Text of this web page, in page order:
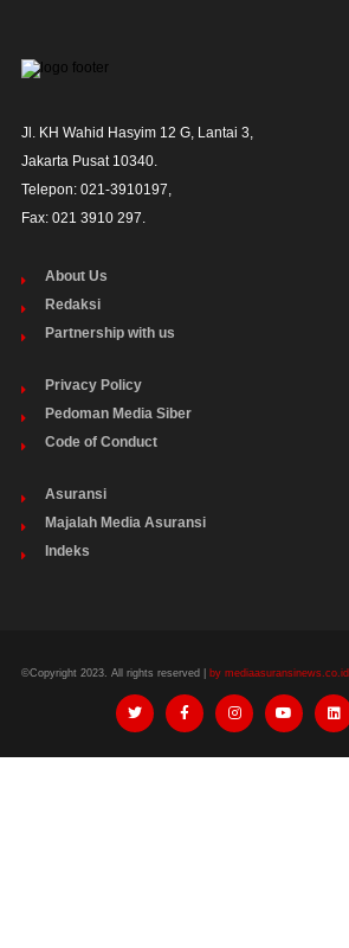
Jl. KH Wahid Hasyim 12 G, Lantai 3,
Jakarta Pusat 10340.
Telepon: 021-3910197,
Fax: 021 3910 297.
About Us
Redaksi
Partnership with us
Privacy Policy
Pedoman Media Siber
Code of Conduct
Asuransi
Majalah Media Asuransi
Indeks
©Copyright 2023. All rights reserved | by mediaasuransinews.co.id.